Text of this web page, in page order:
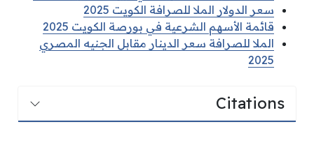
سعر الدولار الملا للصرافة الكويت 2025
قائمة الأسهم الشرعية في بورصة الكويت 2025
الملا للصرافة سعر الدينار مقابل الجنيه المصري
2025
Citations